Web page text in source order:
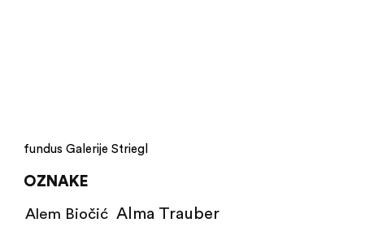
fundus Galerije Striegl
OZNAKE
Alem Biočić Alma Trauber